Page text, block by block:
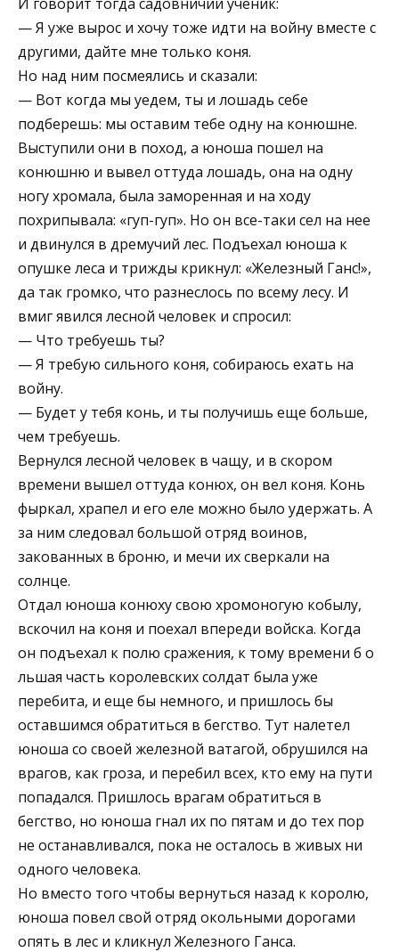
— Я уже вырос и хочу тоже идти на войну вместе с
другими, дайте мне только коня.
Но над ним посмеялись и сказали:
— Вот когда мы уедем, ты и лошадь себе
подберешь: мы оставим тебе одну на конюшне.
Выступили они в поход, а юноша пошел на
конюшню и вывел оттуда лошадь, она на одну
ногу хромала, была заморенная и на ходу
похрипывала: «гуп-гуп». Но он все-таки сел на нее
и двинулся в дремучий лес. Подъехал юноша к
опушке леса и трижды крикнул: «Железный Ганс!»,
да так громко, что разнеслось по всему лесу. И
вмиг явился лесной человек и спросил:
— Что требуешь ты?
— Я требую сильного коня, собираюсь ехать на
войну.
— Будет у тебя конь, и ты получишь еще больше,
чем требуешь.
Вернулся лесной человек в чащу, и в скором
времени вышел оттуда конюх, он вел коня. Конь
фыркал, храпел и его еле можно было удержать. А
за ним следовал большой отряд воинов,
закованных в броню, и мечи их сверкали на
солнце.
Отдал юноша конюху свою хромоногую кобылу,
вскочил на коня и поехал впереди войска. Когда
он подъехал к полю сражения, к тому времени б о
льшая часть королевских солдат была уже
перебита, и еще бы немного, и пришлось бы
оставшимся обратиться в бегство. Тут налетел
юноша со своей железной ватагой, обрушился на
врагов, как гроза, и перебил всех, кто ему на пути
попадался. Пришлось врагам обратиться в
бегство, но юноша гнал их по пятам и до тех пор
не останавливался, пока не осталось в живых ни
одного человека.
Но вместо того чтобы вернуться назад к королю,
юноша повел свой отряд окольными дорогами
опять в лес и кликнул Железного Ганса.